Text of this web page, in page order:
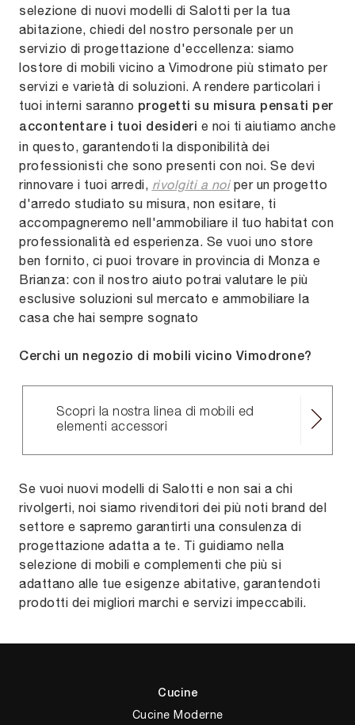
selezione di nuovi modelli di Salotti per la tua
abitazione, chiedi del nostro personale per un
servizio di progettazione d'eccellenza: siamo
lostore di mobili vicino a Vimodrone più stimato per
servizi e varietà di soluzioni. A rendere particolari i
tuoi interni saranno progetti su misura pensati per
accontentare i tuoi desideri
e noi ti aiutiamo anche
in questo, garantendoti la disponibilità dei
professionisti che sono presenti con noi. Se devi
rinnovare i tuoi arredi, rivolgiti a noiper un progetto
d'arredo studiato su misura, non esitare, ti
accompagneremo nell'ammobiliare il tuo habitat con
professionalità ed esperienza. Se vuoi uno store
ben fornito, ci puoi trovare in provincia di Monza e
Brianza: con il nostro aiuto potrai valutare le più
esclusive soluzioni sul mercato e ammobiliare la
casa che hai sempre sognato
Cerchi un negozio di mobili vicino Vimodrone?
Scopri la nostra linea di mobili ed
elementi accessori
Se vuoi nuovi modelli di Salotti e non sai a chi
rivolgerti, noi siamo rivenditori dei più noti brand del
settore e sapremo garantirti una consulenza di
progettazione adatta a te. Ti guidiamo nella
selezione di mobili e complementi che più si
adattano alle tue esigenze abitative, garantendoti
prodotti dei migliori marchi e servizi impeccabili.
Cucine
Cucine Moderne